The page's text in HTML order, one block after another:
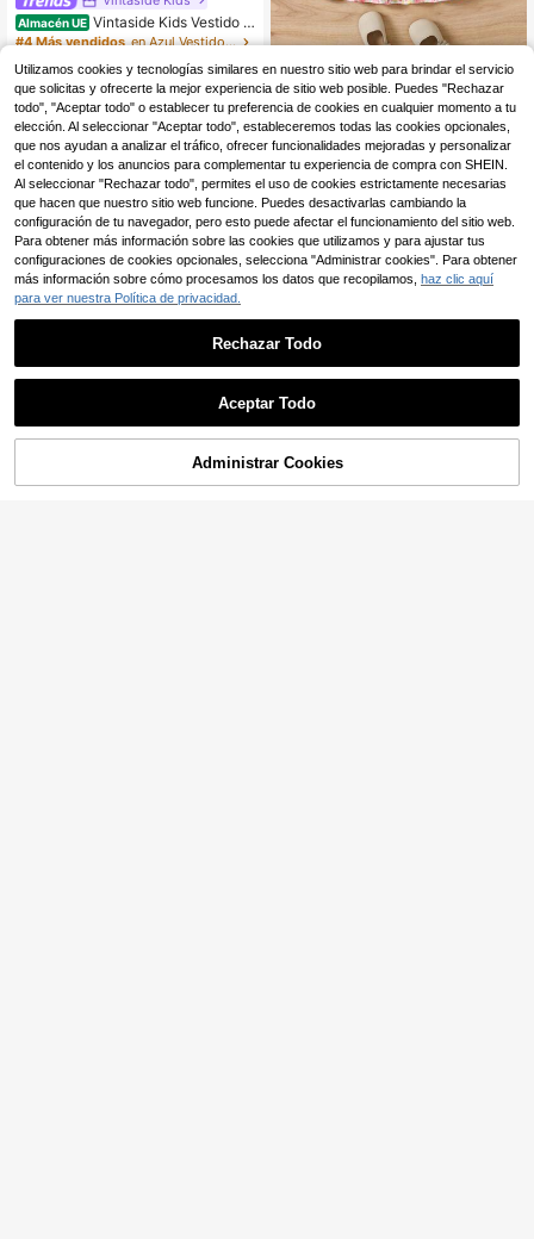
Almacén UE Vintaside Kids Vestido d
e verano con estampado floral, cuel
ideal para niñas, para uso en exterio
res, playa, diario casual, caminatas,
fiestas de cumpleaños y otras ocasi
ones
#4 Más vendidos
en Azul Vestidos para niñas
(500+)
11 ,99€
Almacén UE Vestido elegante para ni
ña con unicolor y decoración floral
3D
(100+)
8
AÑADIR A LA BOLSA
Utilizamos cookies y tecnologías similares en nuestro sitio web para brindar el servicio
que solicitas y ofrecerte la mejor experiencia de sitio web posible. Puedes "Rechazar
todo", "Aceptar todo" o establecer tu preferencia de cookies en cualquier momento a tu
elección. Al seleccionar "Aceptar todo", estableceremos todas las cookies opcionales,
que nos ayudan a analizar el tráfico, ofrecer funcionalidades mejoradas y personalizar
el contenido y los anuncios para complementar tu experiencia de compra con SHEIN.
Al seleccionar "Rechazar todo", permites el uso de cookies estrictamente necesarias
que hacen que nuestro sitio web funcione. Puedes desactivarlas cambiando la
configuración de tu navegador, pero esto puede afectar el funcionamiento del sitio web.
Para obtener más información sobre las cookies que utilizamos y para ajustar tus
configuraciones de cookies opcionales, selecciona "Administrar cookies". Para obtener
más información sobre cómo procesamos los datos que recopilamos, haz clic aquí
para ver nuestra Política de privacidad.
Rechazar Todo
Aceptar Todo
Administrar Cookies